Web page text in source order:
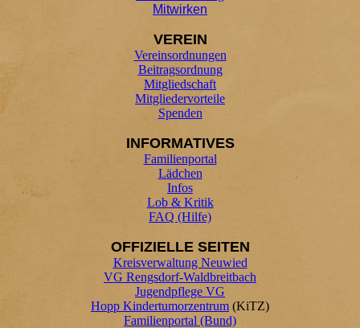
Mitwirken
VEREIN
Vereinsordnungen
Beitragsordnung
Mitgliedschaft
Mitgliedervorteile
Spenden
INFORMATIVES
Familienportal
Lädchen
Infos
Lob & Kritik
FAQ (Hilfe)
OFFIZIELLE SEITEN
Kreisverwaltung Neuwied
VG Rengsdorf-Waldbreitbach
Jugendpflege VG
Hopp Kindertumorzentrum (KiTZ)
Familienportal (Bund)